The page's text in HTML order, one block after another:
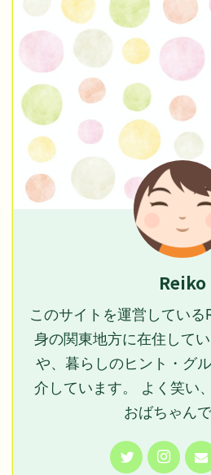
Reiko
このサイトを運営してい
身の関東地方に在住して
や、暮らしのヒント・グ
介しています。 よく笑い
おばちゃんで